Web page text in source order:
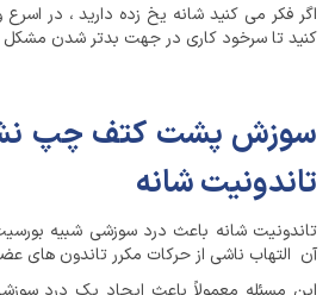
اگر فکر می کنید شانه یخ زده دارید ، در
کنید تا سرخود کاری در جهت بدتر شدن مشکل
سوزش پشت کتف چپ
تاندونیت شانه
تاندونیت شانه باعث درد سوزشی شبیه
آن التهاب ناشی از حرکات مکرر تاندون های